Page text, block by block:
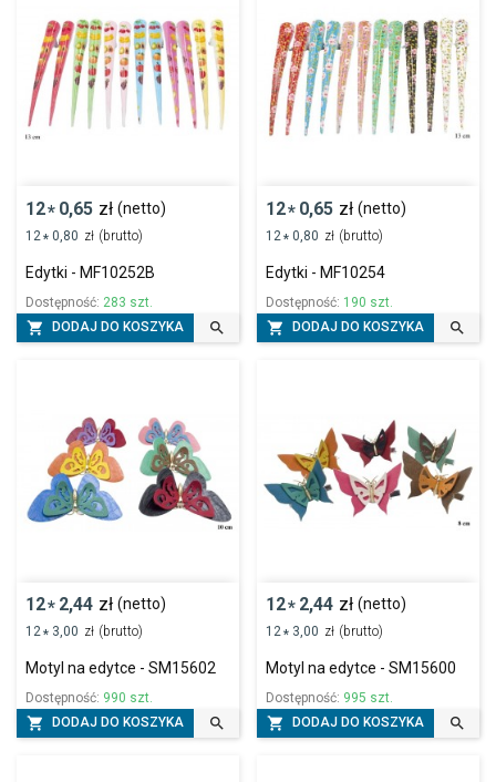
12* 0,65 zł (netto)
12 * 0,80 zł (brutto)
Edytki - MF10252B
Dostępność: 283 szt.
 DODAJ DO KOSZYKA 
12* 0,65 zł (netto)
12 * 0,80 zł (brutto)
Edytki - MF10254
Dostępność: 190 szt.
 DODAJ DO KOSZYKA 
12* 2,44 zł (netto)
12* 3,00 zł (brutto)
Motyl na edytce - SM15602
Dostępność: 990 szt.
 DODAJ DO KOSZYKA 
12* 2,44 zł (netto)
12* 3,00 zł (brutto)
Motyl na edytce - SM15600
Dostępność: 995 szt.
 DODAJ DO KOSZYKA 